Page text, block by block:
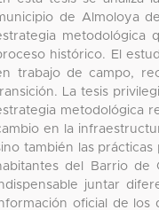
de Almoloya
metodológica
histórico. El
trabajo de campo,
La tesis
metodológica
en la
también las
del Barrio de
juntar
oficial de los